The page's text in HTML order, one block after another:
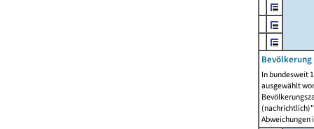
In bundesweit
ausgewählt
Abweichungen